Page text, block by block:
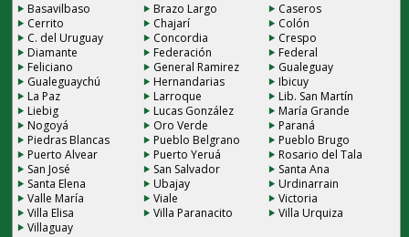
Basavilbaso Brazo Largo
Caseros
Cerrito
Chajarí
Colón
C. del Uruguay
Concordia
Crespo
Diamante
Federación
Federal
Feliciano
General Ramirez
Gualeguay
Gualeguaychú
Hernandarias
Ibicuy
La Paz
Larroque
Lib. San Martín
Liebig
Lucas González
María Grande
Nogoyá
Oro Verde
Paraná
Piedras Blancas
Pueblo Belgrano
Pueblo Brugo
Puerto Alvear
Puerto Yeruá
Rosario del Tala
San José
San Salvador
Santa Ana
Santa Elena
Ubajay
Urdinarrain
Valle María
Viale
Victoria
Villa Elisa
Villa Paranacito
Villa Urquiza
Villaguay